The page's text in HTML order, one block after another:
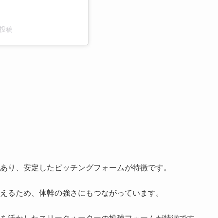
稿
り、安定したピッチングフォームが特徴です。
るため、体幹の強さにもつながっています。